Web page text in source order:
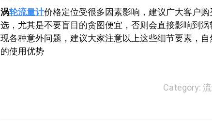
涡轮流量计价格定位受很多因素影响，建议广大客户
选，尤其是不要盲目的贪图便宜，否则会直接影响到
现各种意外问题，建议大家注意以上这些细节要素，
的使用优势
Category: